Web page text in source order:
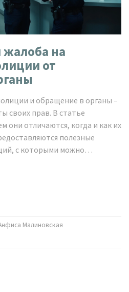
жалоба на
от
и обращение в органы –
своих прав. В статье
они отличаются, когда и как их
полезные
с которыми можно
Малиновская